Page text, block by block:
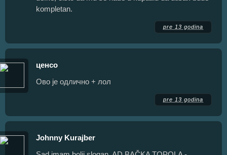
kompletan.
pre 13 godina
ценсо
Ово је одлично + лол
pre 13 godina
Johnny Kurajber